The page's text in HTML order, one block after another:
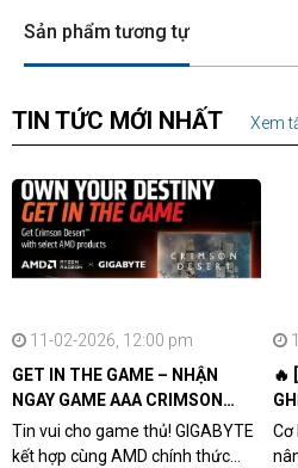
Sản phẩm tương tự
TIN TỨC MỚI NHẤT Xem
11-02-2026, 12:00 pm
GET IN THE GAME – NHẬN
NGAY GAME AAA CRIMSON
DESERT CÙNG GIGABYTE &
AMD
Tin vui cho game thủ! GIGABYTE
kết hợp cùng AMD chính thức
🔥
Cơ